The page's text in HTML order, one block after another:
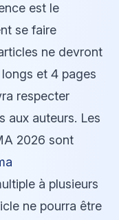
est le
se faire
ne devront
et 4 pages
respecter
aux auteurs. Les
2026 sont
à plusieurs
ne pourra être